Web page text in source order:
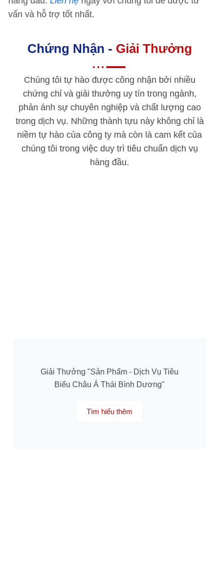
vấn và hỗ trợ tốt nhất.
Chứng Nhận - Giải Thưởng
Chúng tôi tự hào được công nhận bởi nhiều
chứng chỉ và giải thưởng uy tín trong ngành,
phản ánh sự chuyên nghiệp và chất lượng cao
trong dịch vụ. Những thành tựu này không chỉ là
niềm tự hào của công ty mà còn là cam kết của
chúng tôi trong việc duy trì tiêu chuẩn dịch vụ
hàng đầu.
Giải Thưởng "Sản Phẩm - Dịch Vụ Tiêu
Biểu Châu Á Thái Bình Dương"
Tìm hiểu thêm